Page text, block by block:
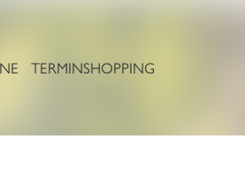
TERMINSHOPPING